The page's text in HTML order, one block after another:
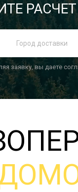
заявку, вы даете